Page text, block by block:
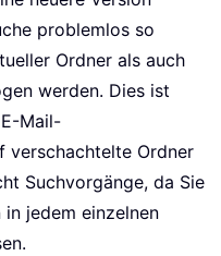
problemlos so
Ordner als auch
werden. Dies ist
Mail-
verschachtelte Ordner
Suchvorgänge, da Sie
jedem einzelnen